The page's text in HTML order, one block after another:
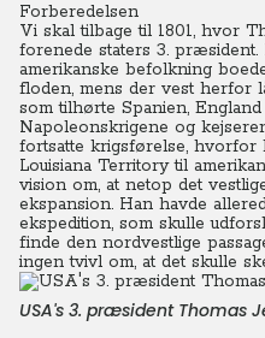
Forberedelsen
Vi skal tilbage til 1801, hvor
forenede staters 3.
amerikanske befolkning
floden, mens der vest herfor
som tilhørte Spanien,
Napoleonskrigene og
fortsatte krigsførelse, hvorfor
Louisiana Territory til
vision om, at netop det
ekspansion. Han havde
ekspedition, som skulle
finde den nordvestlige
ingen tvivl om, at det skulle
USA's 3. præsident Thomas